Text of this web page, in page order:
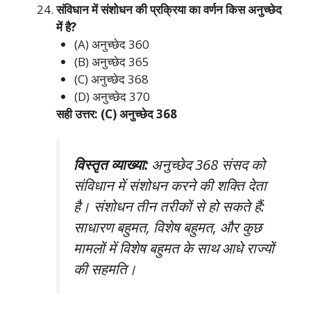
संविधान में संशोधन की प्रक्रिया का वर्णन किस अनुच्छेद
में है?
(A) अनुच्छेद 360
(B) अनुच्छेद 365
(C) अनुच्छेद 368
(D) अनुच्छेद 370
सही उत्तर: (C) अनुच्छेद 368
विस्तृत व्याख्या:अनुच्छेद 368 संसद को
संविधान में संशोधन करने की शक्ति देता
है। संशोधन तीन तरीकों से हो सकते हैं:
साधारण बहुमत, विशेष बहुमत, और कुछ
मामलों में विशेष बहुमत के साथ आधे राज्यों
की सहमति।